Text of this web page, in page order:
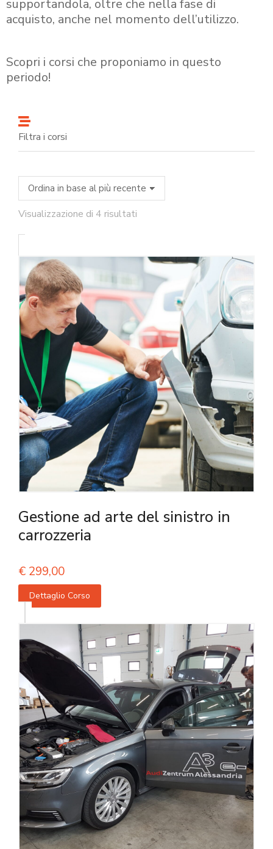
supportandola, oltre che nella fase di
acquisto, anche nel momento dell’utilizzo.
Scopri i corsi che proponiamo in questo
periodo!
Filtra i corsi
Visualizzazione di 4 risultati
Gestione ad arte del sinistro in
carrozzeria
€ 299,00
Dettaglio Corso